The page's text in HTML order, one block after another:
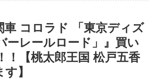
コロラド 「東京ディズ
レールロード」』買い
【桃太郎王国 松戸五香
】